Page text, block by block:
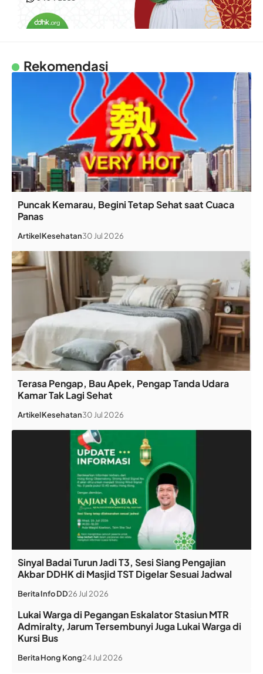
Rekomendasi
Puncak Kemarau, Begini Tetap Sehat saat Cuaca
Panas
ArtikelKesehatan30 Jul 2026
Terasa Pengap, Bau Apek, Pengap Tanda Udara
Kamar Tak Lagi Sehat
ArtikelKesehatan30 Jul 2026
Sinyal Badai Turun Jadi T3, Sesi Siang Pengajian
Akbar DDHK di Masjid TST Digelar Sesuai Jadwal
BeritaInfo DD26 Jul 2026
Lukai Warga di Pegangan Eskalator Stasiun MTR
Admiralty, Jarum Tersembunyi Juga Lukai Warga di
Kursi Bus
BeritaHong Kong24 Jul 2026